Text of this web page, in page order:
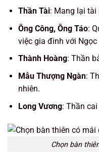
Thần Tài: Mang lại tài
Ông Công, Ông Táo:
việc gia đình với Ngọc
Thành Hoàng: Thần
Mẫu Thượng Ngàn:
nhiên.
Long Vương: Thần
Chọn bàn